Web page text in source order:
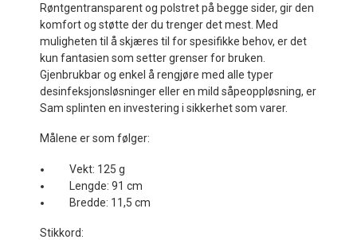
Røntgentransparent og polstret på begge sider, gir den
komfort og støtte der du trenger det mest. Med
muligheten til å skjæres til for spesifikke behov, er det
kun fantasien som setter grenser for bruken.
Gjenbrukbar og enkel å rengjøre med alle typer
desinfeksjonsløsninger eller en mild såpeoppløsning, er
Sam splinten en investering i sikkerhet som varer.
Målene er som følger:
Vekt: 125 g
Lengde: 91 cm
Bredde: 11,5 cm
Stikkord: